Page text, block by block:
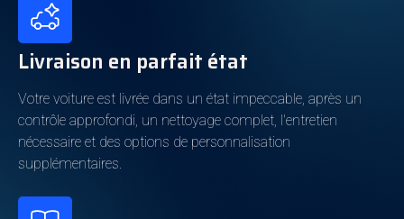
Poids à vide
Consommation énergétique
Carburant
Hybride (Diesel)
Autonomie électrique
Consommation de
Livraison en parfait état
Votre voiture est livrée dans un état impeccable, après un
contrôle approfondi, un nettoyage complet, l'entretien
nécessaire et des options de personnalisation
supplémentaires.